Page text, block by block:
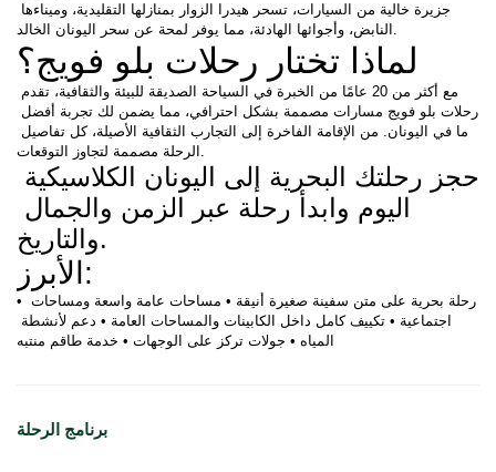
النابض، وأجوائها الهادئة، مما يوفر لمحة عن سحر اليونان الخالد.
لماذا تختار رحلات بلو فويج؟
الرحلة مصممة لتجاوز التوقعات.
والتاريخ.
الأبرز:
• رحلة بحرية على متن سفينة صغيرة أنيقة • مساحات عامة واسعة ومساحات
المياه • جولات تركز على الوجهات • خدمة طاقم منتبه
برنامج الرحلة